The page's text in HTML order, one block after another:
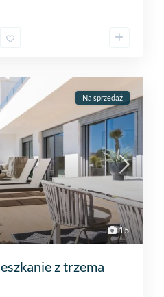
15
Na sprzedaż
z trzema